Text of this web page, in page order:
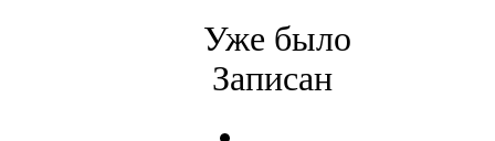
Уже было
Записан